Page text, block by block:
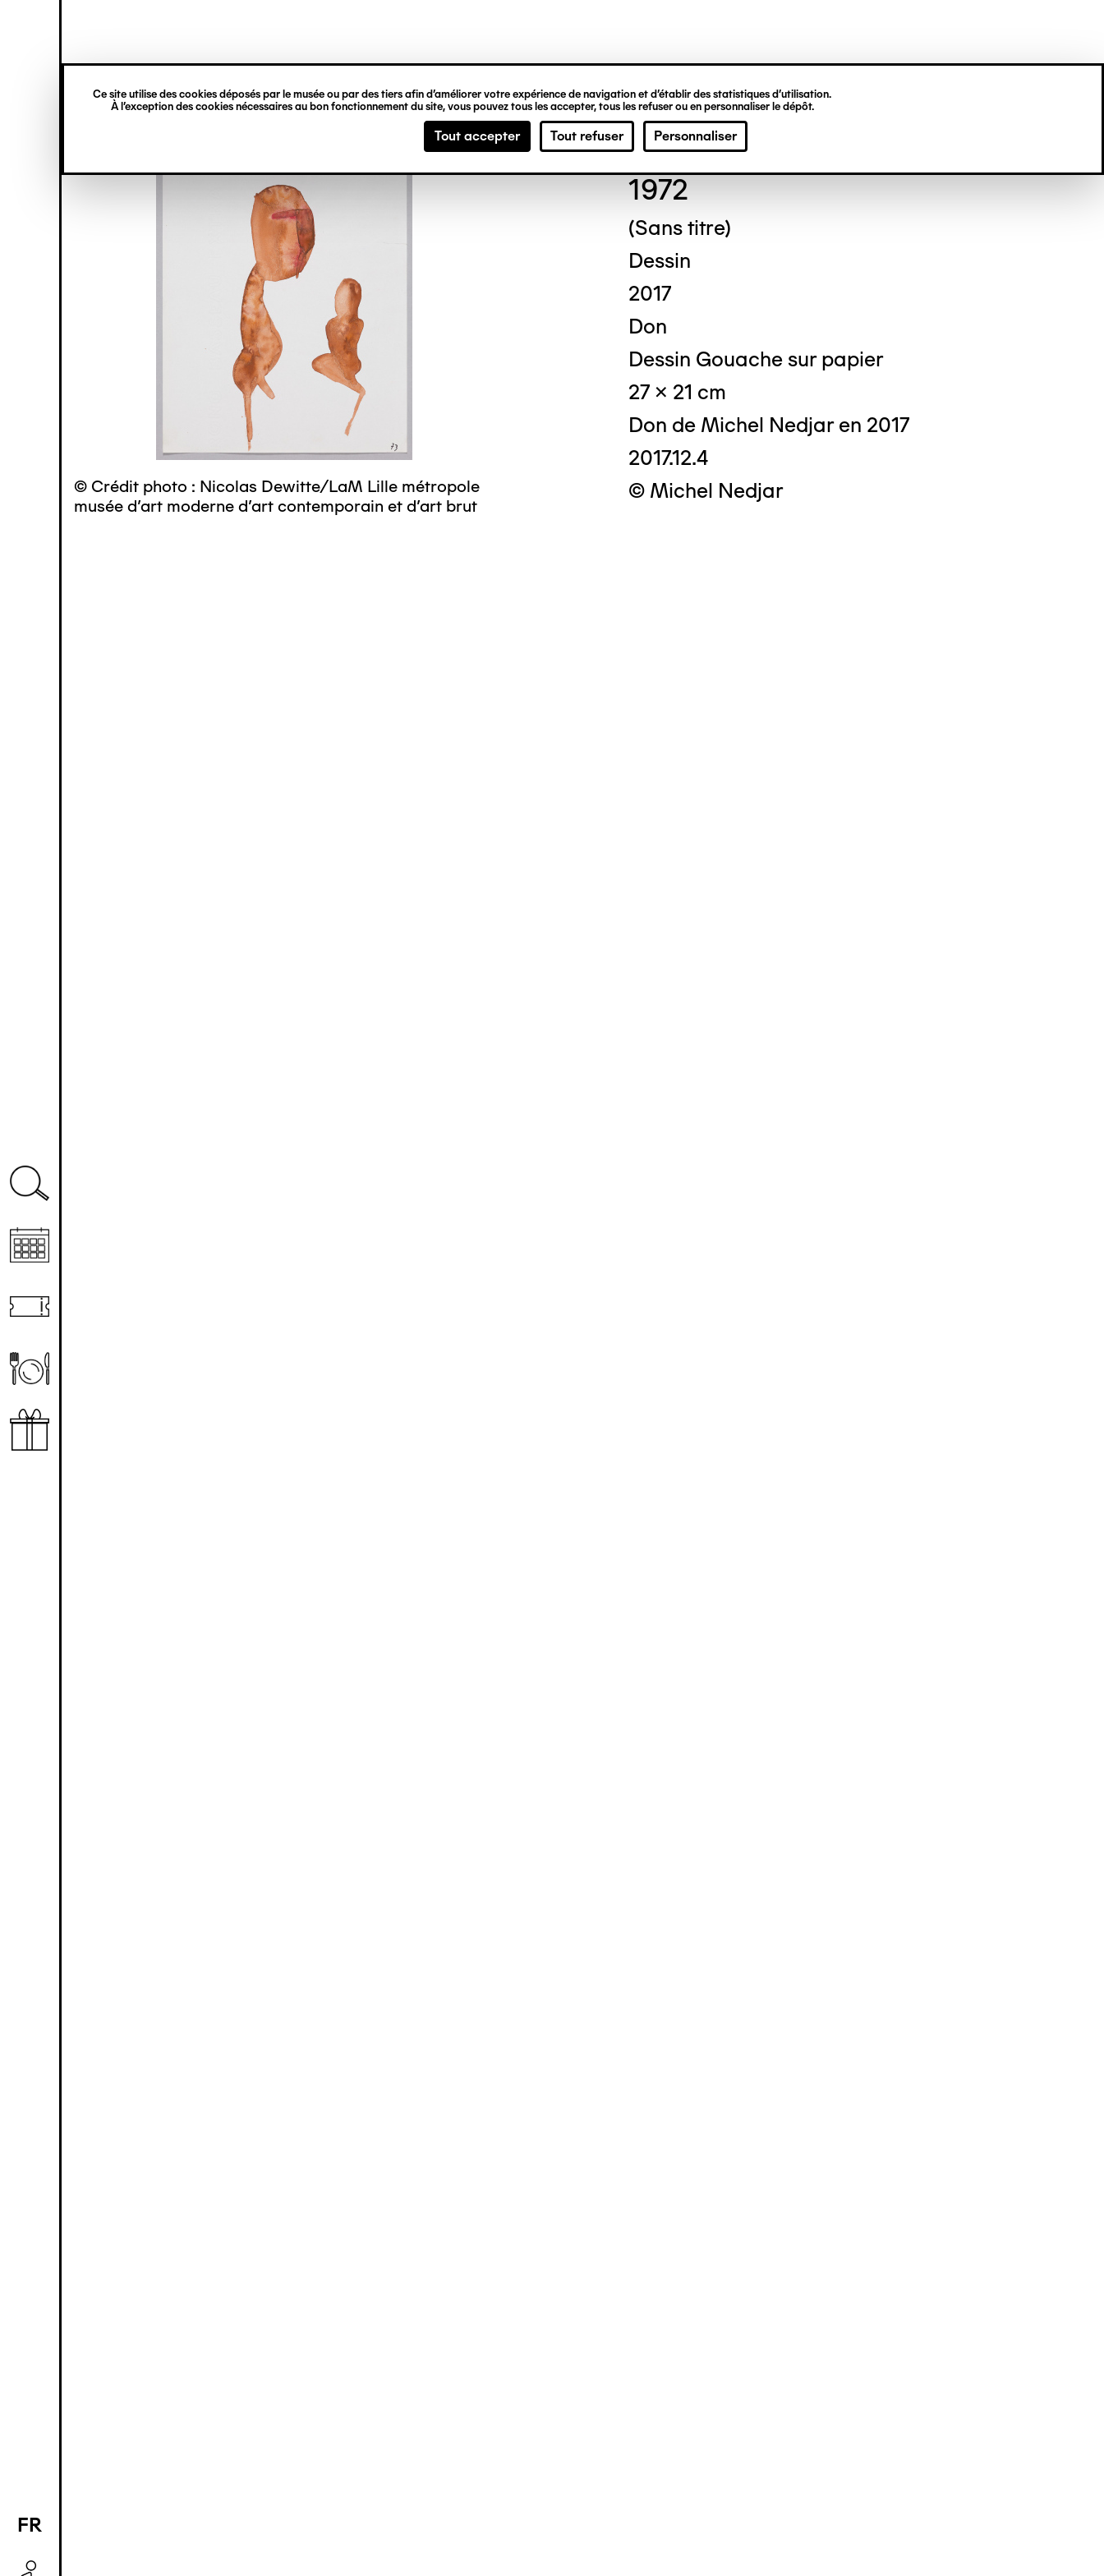
Ce site utilise des cookies déposés par le musée ou par des tiers afin d’améliorer votre expérience de navigation et d’établir des statistiques d’utilisation.
À l’exception des cookies nécessaires au bon fonctionnement du site, vous pouvez tous les accepter, tous les refuser ou en personnaliser le dépôt.
Tout accepter Tout refuser Personnaliser
principal
verticale
FR
EN
© Crédit photo : Nicolas Dewitte/LaM Lille métropole
musée d’art moderne d’art contemporain et d’art brut
Michel NEDJAR
1972
(Sans titre)
Dessin
2017
Don
Dessin Gouache sur papier
27 x 21 cm
Don de Michel Nedjar en 2017
2017.12.4
© Michel Nedjar